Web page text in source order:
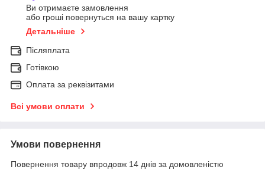
Ви отримаєте замовлення
або гроші повернуться на вашу картку
Детальніше
Післяплата
Готівкою
Оплата за реквізитами
Всі умови оплати
Умови повернення
Повернення товару впродовж 14 днів за домовленістю